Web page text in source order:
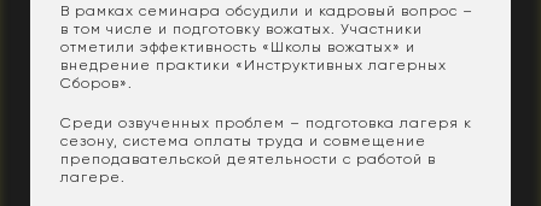
В рамках семинара обсудили и кадровый вопрос –
в том числе и подготовку вожатых. Участники
отметили эффективность «Школы вожатых» и
внедрение практики «Инструктивных лагерных
Сборов».
Среди озвученных проблем – подготовка лагеря к
сезону, система оплаты труда и совмещение
преподавательской деятельности с работой в
лагере.